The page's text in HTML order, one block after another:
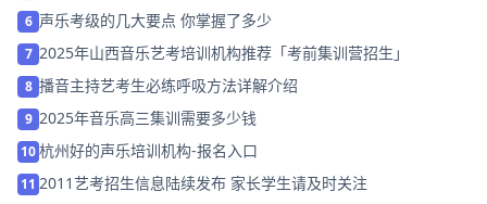
6 声乐考级的几大要点 你掌握了多少
7 2025年山西音乐艺考培训机构推荐「考前集训营招生」
8 播音主持艺考生必练呼吸方法详解介绍
9 2025年音乐高三集训需要多少钱
10杭州好的声乐培训机构-报名入口
11 2011艺考招生信息陆续发布 家长学生请及时关注